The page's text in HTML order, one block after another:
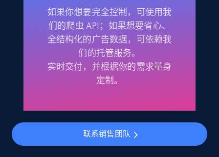
如果你想要完全控制，可使用我
们的爬虫 API；如果想要省心、
全结构化的广告数据，可依赖我
们的托管服务。
实时交付，并根据你的需求量身
定制。
联系销售团队